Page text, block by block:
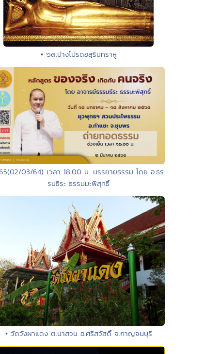
• ๖๓.ปางโปรดอสุรินทราหู
03/64) เวลา 18.00 น. บรรยายธรรม โดย อ.ธร
รมธีระ ธรรมมะพิสุทธิ์
• วัดวังผาแดง ต.นาสวน อ.ศรีสวัสดิ์ จ.กาญจนบุรี